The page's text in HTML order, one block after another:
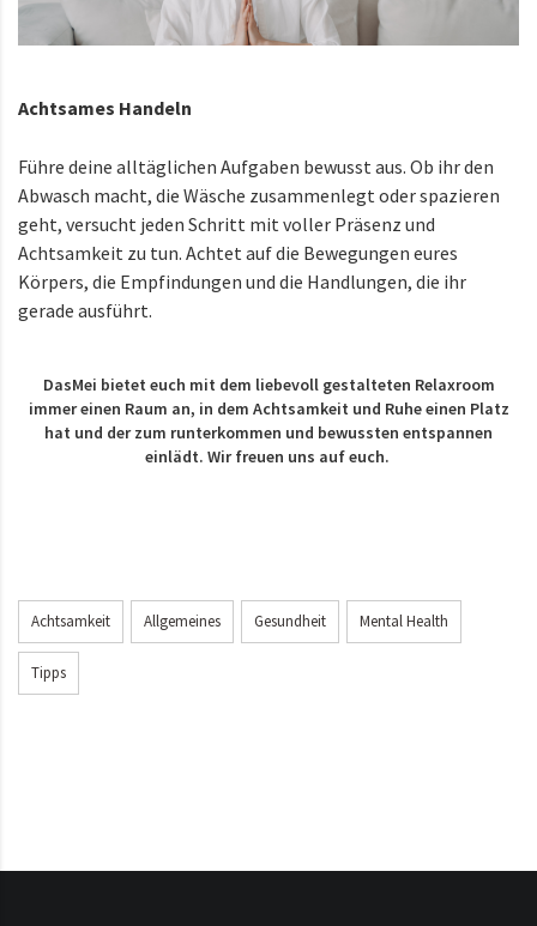
Achtsames Handeln
Führe deine alltäglichen Aufgaben bewusst aus. Ob ihr den
Abwasch macht, die Wäsche zusammenlegt oder spazieren
geht, versucht jeden Schritt mit voller Präsenz und
Achtsamkeit zu tun. Achtet auf die Bewegungen eures
Körpers, die Empfindungen und die Handlungen, die ihr
gerade ausführt.
DasMei bietet euch mit dem liebevoll gestalteten Relaxroom
immer einen Raum an, in dem Achtsamkeit und Ruhe einen Platz
hat und der zum runterkommen und bewussten entspannen
einlädt. Wir freuen uns auf euch.
Achtsamkeit Allgemeines Gesundheit Mental Health
Tipps